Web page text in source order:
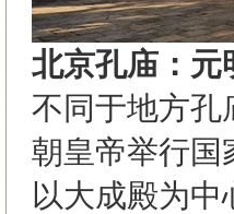
北京孔庙：元
不同于地方孔
朝皇帝举行国
以大成殿为